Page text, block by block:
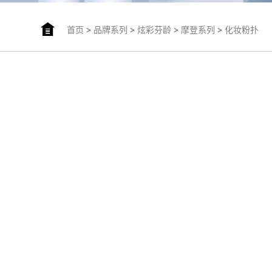
首页 > 品牌系列 > 炫彩芬龄> 摩登系列 > 化妆粉扑